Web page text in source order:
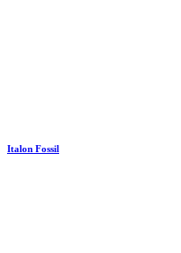
Italon Fossil